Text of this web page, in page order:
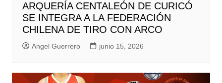
ARQUERÍA CENTALEÓN DE CURICÓ
SE INTEGRA A LA FEDERACIÓN
CHILENA DE TIRO CON ARCO
Angel Guerrero junio 15, 2026